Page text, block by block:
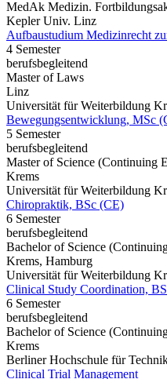
MedAk Medizin.
Kepler Univ. Linz
Aufbaustudium Medizinrecht
4 Semester
berufsbegleitend
Master of Laws
Linz
Universität für Weiterbildung
Bewegungsentwicklung, MSc
5 Semester
berufsbegleitend
Master of Science (Continuing
Krems
Universität für Weiterbildung
Chiropraktik, BSc (CE)
6 Semester
berufsbegleitend
Bachelor of Science
Krems, Hamburg
Universität für Weiterbildung
Clinical Study Coordination,
6 Semester
berufsbegleitend
Bachelor of Science
Krems
Berliner Hochschule für
Clinical Trial Management